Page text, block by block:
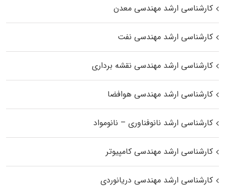
کارشناسی ارشد مهندسی معدن
کارشناسی ارشد مهندسی نفت
کارشناسی ارشد مهندسی نقشه برداری
کارشناسی ارشد مهندسی هوافضا
کارشناسی ارشد نانوفناوری – نانومواد
کارشناسی ارشد مهندسی کامپیوتر
کارشناسی ارشد مهندسی دریانوردی